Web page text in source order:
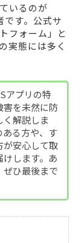
いるのが
です。公式サ
フォーム」と
実態には多く
アプリの特
害を未然に防
く解説しま
ある方や、す
が安心して取
します。あ
ぜひ最後まで